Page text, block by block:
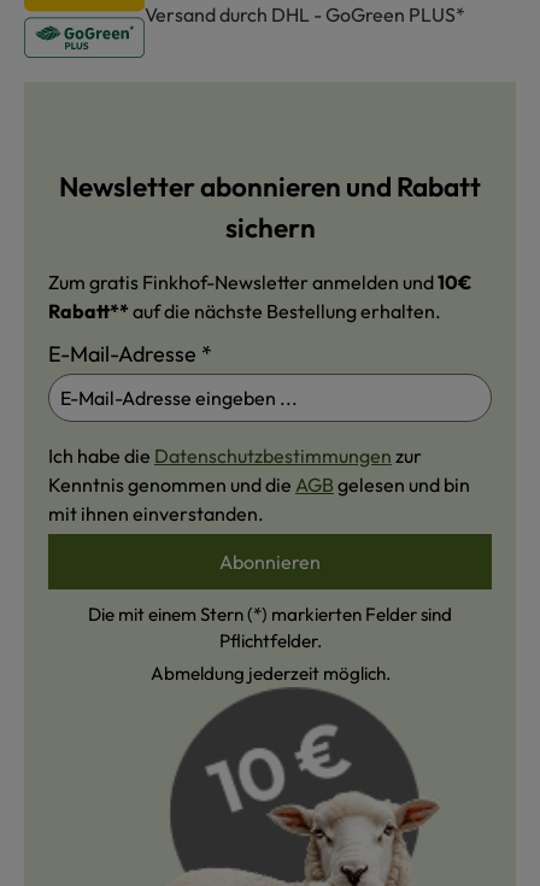
Versand durch DHL - GoGreen PLUS*
Newsletter abonnieren und Rabatt
sichern
Zum gratis Finkhof-Newsletter anmelden und10€
Rabatt** auf die nächste Bestellung erhalten.
E-Mail-Adresse *
Ich habe die Datenschutzbestimmungen zur
Kenntnis genommen und die AGB gelesen und bin
mit ihnen einverstanden.
Abonnieren
Die mit einem Stern (*) markierten Felder sind
Pflichtfelder.
Abmeldung jederzeit möglich.